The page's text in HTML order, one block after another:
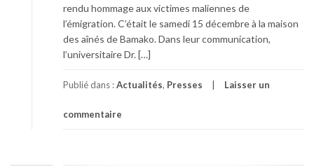
rendu hommage aux victimes maliennes de
l’émigration. C’était le samedi 15 décembre à la maison
des aînés de Bamako. Dans leur communication,
l’universitaire Dr. […]
Publié dans :Actualités, Presses Laisser un
commentaire